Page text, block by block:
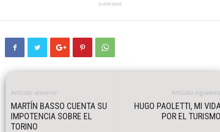
publicidad
Artículo anterior
MARTÍN BASSO CUENTA SU
IMPOTENCIA SOBRE EL
TORINO
Artículo
HUGO PAOLETTI, MI
POR EL